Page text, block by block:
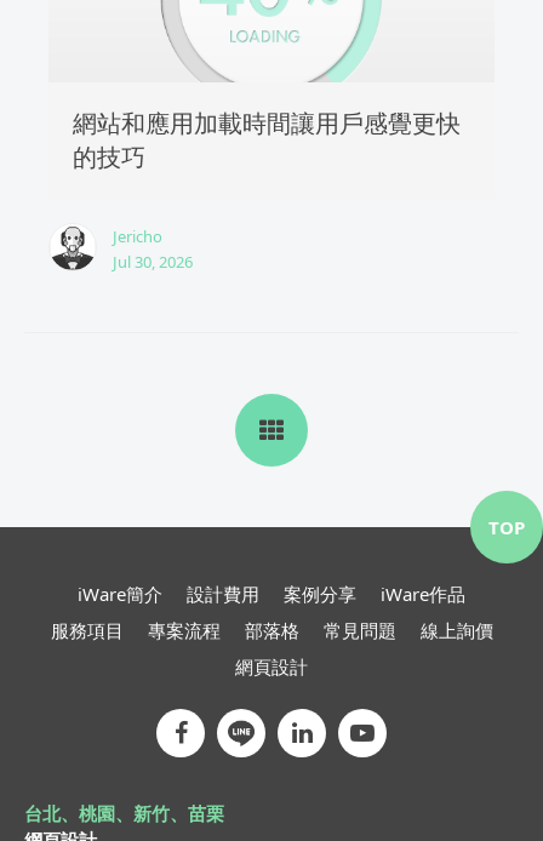
網站和應用加載時間讓用戶感覺更快
的技巧
Jericho
Jul 30, 2026
iWare簡介 設計費用 案例分享
iWare作品
服務項目
專案流程 部落格 常見問題
線上詢價
網頁設計
台北、桃園、新竹、苗栗
TOP